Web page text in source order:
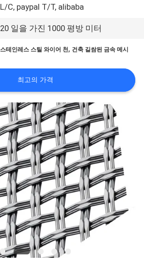
L/C, paypal T/T, alibaba
20 일을 가진 1000 평방 미터
스테인레스 스틸 와이어 천, 건축 길쌈된 금속 메시
최고의 가격